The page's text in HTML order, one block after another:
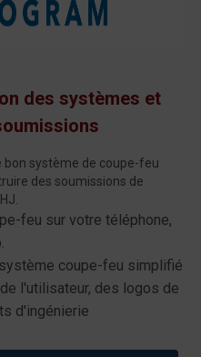
des systèmes et
bon système de coupe-feu
des soumissions de
feu sur votre téléphone,
coupe-feu simplifié
l'utilisateur, des logos de
d'ingénierie